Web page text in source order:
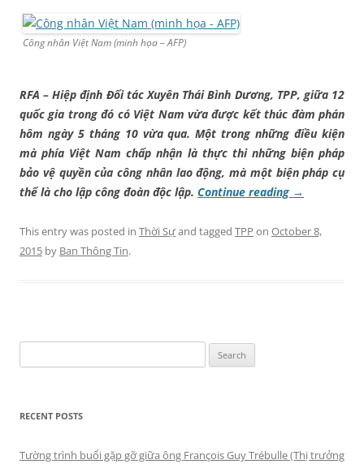
Công nhân Việt Nam (minh họa – AFP)
RFA – Hiệp định Đối tác Xuyên Thái Bình Dương, TPP, giữa 12
quốc gia trong đó có Việt Nam vừa được kết thúc đàm phán
hôm ngày 5 tháng 10 vừa qua. Một trong những điều kiện
mà phía Việt Nam chấp nhận là thực thi những biện pháp
bảo vệ quyền của công nhân lao động, mà một biện pháp cụ
thể là cho lập công đoàn độc lập. Continue reading →
This entry was posted in Thời Sựand tagged TPP on October 8,
2015 by Ban Thông Tin.
for:
RECENT POSTS
Tường trình buổi gặp gỡ giữa ông François Guy Trébulle (Thị trưởng